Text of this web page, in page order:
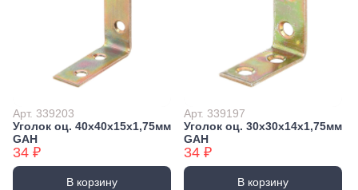
Арт. 339203
Уголок оц. 40х40х15х1,75мм
GAH
34 ₽
В корзину
Арт. 339197
Уголок оц. 30х30х14х1,75мм
GAH
34 ₽
В корзину